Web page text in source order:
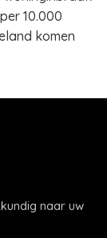
10.000
komen
naar uw